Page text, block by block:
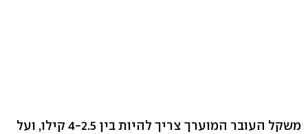
משקל העובר המוערך צריך להיות בין 4-2.5 קילו, ועל